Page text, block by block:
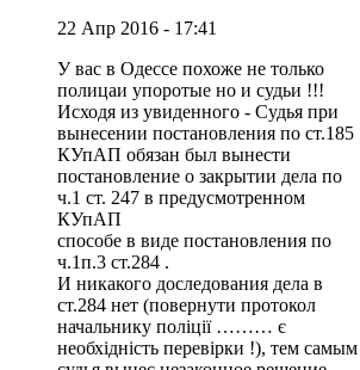
22 Апр 2016 - 17:41
У вас в Одессе похоже не только
полицаи упоротые но и судьи !!!
Исходя из увиденного - Судья при
вынесении постановления по ст.185
КУпАП обязан был вынести
постановление о закрытии дела по
ч.1 ст. 247 в предусмотренном
КУпАП
способе в виде постановления по
ч.1п.3 ст.284 .
И никакого доследования дела в
ст.284 нет (повернути протокол
начальнику поліції ……… є
необхідність перевірки !), тем самым